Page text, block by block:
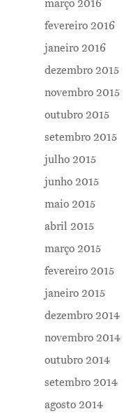
março 2016
fevereiro 2016
janeiro 2016
dezembro 2015
novembro 2015
outubro 2015
setembro 2015
julho 2015
junho 2015
maio 2015
abril 2015
março 2015
fevereiro 2015
janeiro 2015
dezembro 2014
novembro 2014
outubro 2014
setembro 2014
agosto 2014